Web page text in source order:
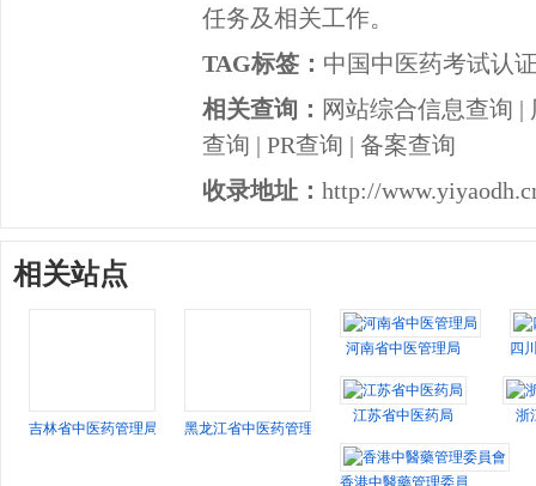
任务及相关工作。
TAG标签： 中国中医药考试认
相关查询： 网站综合信息查询 |
查询 | PR查询 | 备案查询
收录地址： http://
相关站点
吉林省中医药管理局 黑龙江省中医药管理局
河南省中医管理局 四
江苏省中医药局 浙
香港中醫藥管理委員會